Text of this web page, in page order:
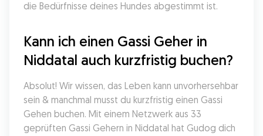
die Bedürfnisse deines Hundes abgestimmt ist.
Kann ich einen Gassi Geher in
Niddatal auch kurzfristig buchen?
Absolut! Wir wissen, das Leben kann unvorhersehbar
sein & manchmal musst du kurzfristig einen Gassi
Gehen buchen. Mit einem Netzwerk aus 33
geprüften Gassi Gehern in Niddatal hat Gudog dich